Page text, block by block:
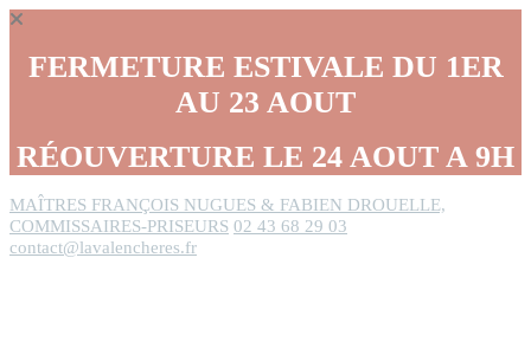
FERMETURE ESTIVALE DU 1ER
AU 23 AOUT
RÉOUVERTURE LE 24 AOUT A 9H
MAÎTRES FRANÇOIS NUGUES & FABIEN DROUELLE,
COMMISSAIRES-PRISEURS 02 43 68 29 03
contact@lavalencheres.fr
Panneau de gestion des cookies